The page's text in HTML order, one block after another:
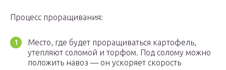
Процесс проращивания:
Место, где будет проращиваться картофель,
утепляют соломой и торфом. Под солому можно
положить навоз — он ускоряет скорость